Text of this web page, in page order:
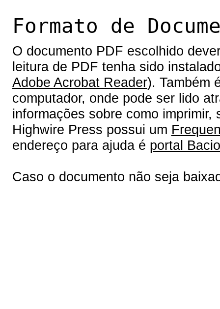
Formato de
O documento PDF escolhido
leitura de PDF tenha sido
Adobe Acrobat Reader). Também
computador, onde pode ser lido
informações sobre como
Highwire Press possui um
endereço para ajuda é portal
Caso o documento não seja